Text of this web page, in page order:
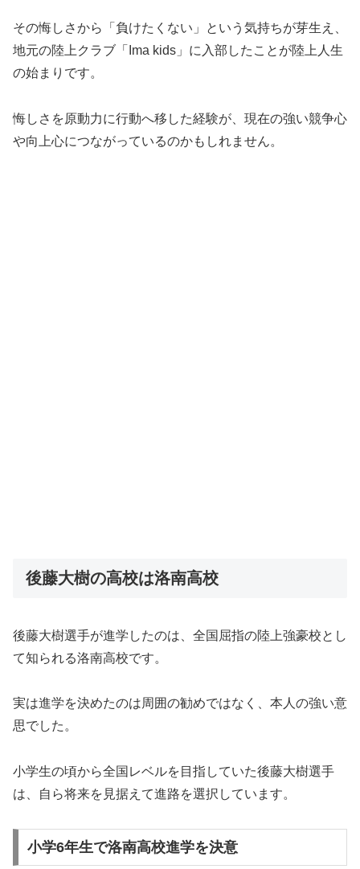
その悔しさから「負けたくない」という気持ちが芽生え、
地元の陸上クラブ「Ima kids」に入部したことが陸上人生
の始まりです。
悔しさを原動力に行動へ移した経験が、現在の強い競争心
や向上心につながっているのかもしれません。
後藤大樹の高校は洛南高校
後藤大樹選手が進学したのは、全国屈指の陸上強豪校とし
て知られる洛南高校です。
実は進学を決めたのは周囲の勧めではなく、本人の強い意
思でした。
小学生の頃から全国レベルを目指していた後藤大樹選手
は、自ら将来を見据えて進路を選択しています。
小学6年生で洛南高校進学を決意